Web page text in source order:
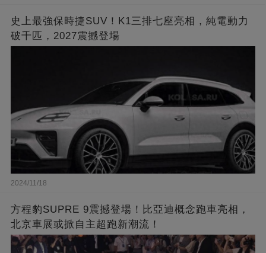
史上最強保時捷SUV！K1三排七座亮相，純電動力
破千匹，2027震撼登場
2024/11/18
方程豹SUPRE 9震撼登場！比亞迪概念跑車亮相，
北京車展或掀自主超跑新潮流！